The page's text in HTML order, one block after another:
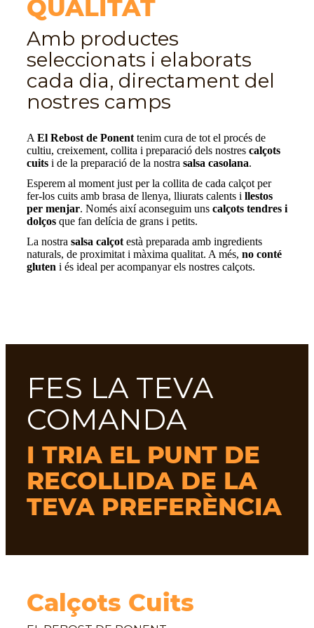
QUALITAT
Amb productes
seleccionats i elaborats
cada dia, directament del
nostres camps
AEl Rebost de Ponenttenim cura de tot el procés de
cultiu, creixement, collita i preparació dels nostres calçots
cuits i de la preparació de la nostra salsa casolana.
Esperem al moment just per la collita de cada calçot per
fer-los cuits amb brasa de llenya, lliurats calents i llestos
per menjar. Només així aconseguim uns calçots tendres i
dolços que fan delícia de grans i petits.
La nostra salsa calçotestà preparada amb ingredients
naturals, de proximitat i màxima qualitat. A més, no conté
gluten i és ideal per acompanyar els nostres calçots.
FES LA TEVA
COMANDA
I TRIA EL PUNT DE
RECOLLIDA DE LA
TEVA PREFERÈNCIA
Calçots Cuits